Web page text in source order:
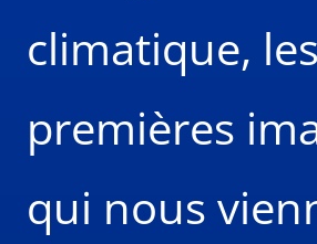
climatique, les
premières
qui nous